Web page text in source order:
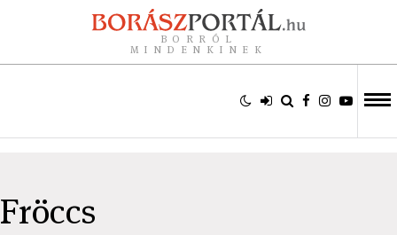
BORRÓL
MINDENKINEK
Fröccs